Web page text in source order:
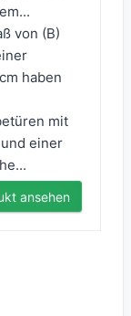
von (B)
haben
mit
einer
ansehen